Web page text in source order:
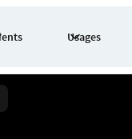
Usages